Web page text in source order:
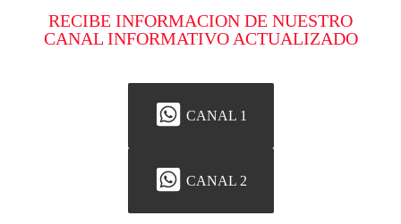
RECIBE INFORMACION DE NUESTRO
CANAL INFORMATIVO ACTUALIZADO
CANAL 1
CANAL 2